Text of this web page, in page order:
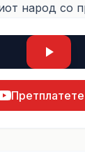
народ со